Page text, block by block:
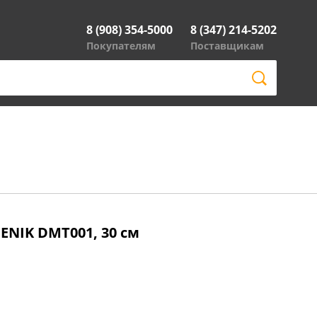
8 (908) 354-5000
Покупателям
8 (347) 214-5202
Поставщикам
DMT001, 30 см